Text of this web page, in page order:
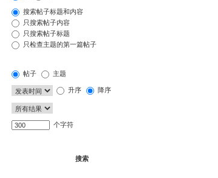
搜索帖子标题和内容
只搜索帖子内容
只搜索帖子标题
只检查主题的第一篇帖子
帖子 主题
升序 降序
个字符